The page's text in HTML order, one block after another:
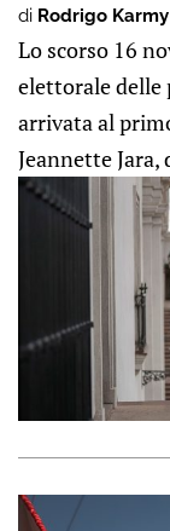
di Rodrigo
Lo scorso 16
elettorale delle
arrivata al
Jeannette